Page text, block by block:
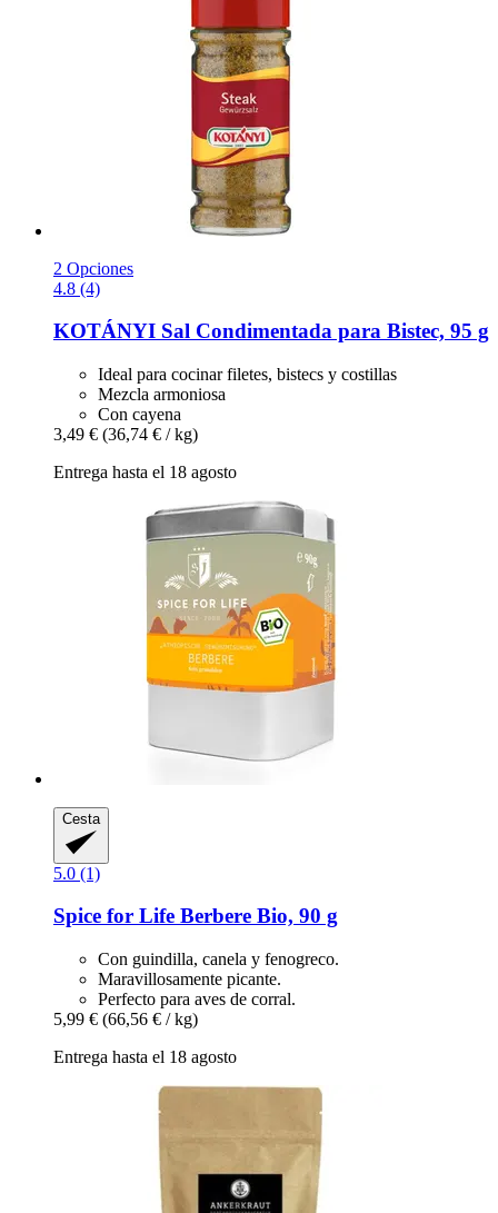
2 Opciones
4.8 (4)
KOTÁNYI Sal Condimentada para Bistec, 95 g
Ideal para cocinar filetes, bistecs y costillas
Mezcla armoniosa
Con cayena
3,49 € (36,74 € / kg)
Entrega hasta el 18 agosto
Cesta
5.0 (1)
Spice for Life Berbere Bio, 90 g
Con guindilla, canela y fenogreco.
Maravillosamente picante.
Perfecto para aves de corral.
5,99 € (66,56 € / kg)
Entrega hasta el 18 agosto